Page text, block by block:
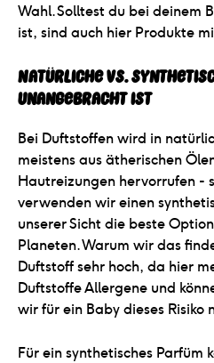
Wahl. Solltest du bei deinem
ist, sind auch hier Produkte
Natürliche vs.
unangebracht ist
Bei Duftstoffen wird in
meistens aus ätherischen
Hautreizungen hervorrufen -
verwenden wir einen
unserer Sicht die beste
Planeten. Warum wir das
Duftstoff sehr hoch, da hier
Duftstoffe Allergene und
wir für ein Baby dieses Risiko
Für ein synthetisches